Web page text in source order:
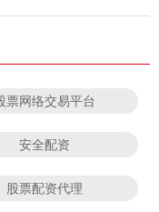
票网络交易平台
安全配资
股票配资代理